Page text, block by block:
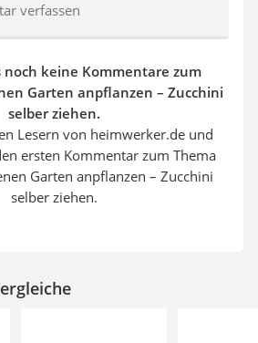
verfassen
noch keine Kommentare zum
Garten anpflanzen – Zucchini
selber ziehen.
Lesern von heimwerker.de und
ersten Kommentar zum Thema
Garten anpflanzen – Zucchini
selber ziehen.